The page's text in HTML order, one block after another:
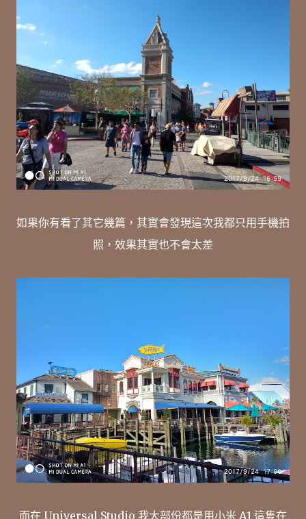
如果你有看了其它幾篇，其實會發現這次我都只用手機拍
照，效果其實也不會太差
而在 Universal Studio 我大部份都是用小米 A1 這隻在